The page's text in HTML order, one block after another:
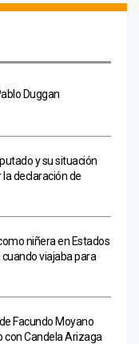
Duggan
y su situación
declaración de
niñera en Estados
viajaba para
Facundo Moyano
con Candela Arizaga